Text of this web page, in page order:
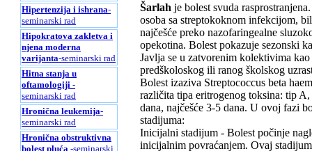
Hipertenzija i ishrana-
seminarski rad
Hipokratova zakletva i
njena moderna
varijanta-seminarski rad
Hitna stanja u
oftamologiji -
seminarski rad
Hronična leukemija-
seminarski rad
Hronična obstruktivna
bolest pluća -seminarski
Šarlah je bolest svuda
osoba sa streptokoknom infekcijom,
najčešće preko nazofaringealne
opekotina. Bolest pokazuje sezonski
Javlja se u zatvorenim kolektivima
predškoloskog ili ranog školskog
Bolest izaziva Streptococcus beta
različita tipa eritrogenog toksina: tip
dana, najčešće 3-5 dana. U ovoj fazi
stadijuma:
Inicijalni stadijum - Bolest počinje
inicijalnim povraćanjem. Ovaj